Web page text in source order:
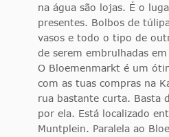
na água são lojas. É o
presentes. Bolbos de
vasos e todo o tipo de
de serem embrulhadas
O Bloemenmarkt é um
com as tuas compras na
rua bastante curta. Basta
por ela. Está localizado
Muntplein. Paralela ao